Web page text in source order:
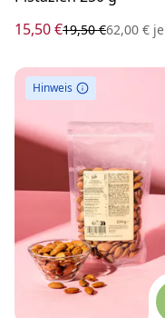
15,50 €19,50 €62,00 € je
Hinweis